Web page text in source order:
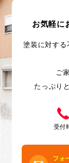
お気軽に
塗装に対する
ご
たっぷり
受付
フォ